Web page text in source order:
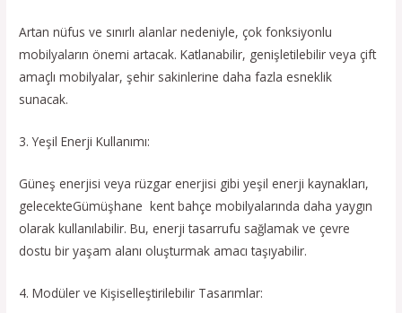
Artan nüfus ve sınırlı alanlar nedeniyle, çok fonksiyonlu
mobilyaların önemi artacak. Katlanabilir, genişletilebilir veya çift
amaçlı mobilyalar, şehir sakinlerine daha fazla esneklik
sunacak.
3. Yeşil Enerji Kullanımı:
Güneş enerjisi veya rüzgar enerjisi gibi yeşil enerji kaynakları,
gelecekteGümüşhane kent bahçe mobilyalarında daha yaygın
olarak kullanılabilir. Bu, enerji tasarrufu sağlamak ve çevre
dostu bir yaşam alanı oluşturmak amacı taşıyabilir.
4. Modüler ve Kişiselleştirilebilir Tasarımlar: